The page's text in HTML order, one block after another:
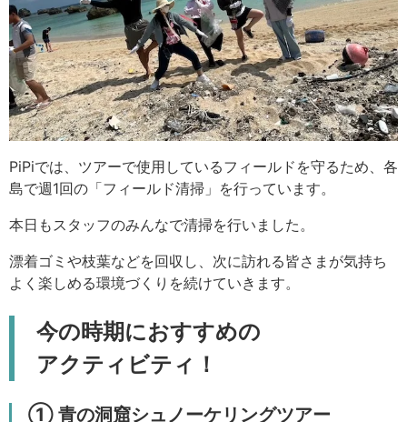
PiPiでは、ツアーで使用しているフィールドを守るため、各
島で週1回の「フィールド清掃」を行っています。
本日もスタッフのみんなで清掃を行いました。
漂着ゴミや枝葉などを回収し、次に訪れる皆さまが気持ち
よく楽しめる環境づくりを続けていきます。
今の時期におすすめの
アクティビティ！
① 青の洞窟シュノーケリングツアー